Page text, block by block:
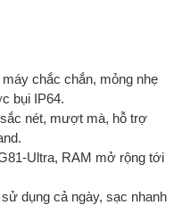
chắc chắn, mỏng nhẹ
bụi IP64.
nét, mượt mà, hỗ trợ
Ultra, RAM mở rộng tới
dụng cả ngày, sạc nhanh